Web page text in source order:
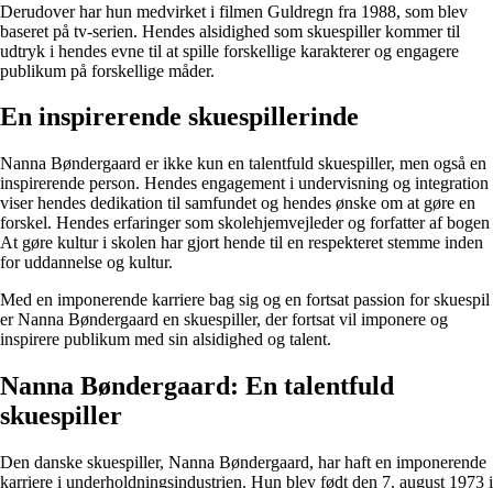
Derudover har hun medvirket i filmen Guldregn fra 1988, som blev
baseret på tv-serien. Hendes alsidighed som skuespiller kommer til
udtryk i hendes evne til at spille forskellige karakterer og engagere
publikum på forskellige måder.
En inspirerende skuespillerinde
Nanna Bøndergaard er ikke kun en talentfuld skuespiller, men også en
inspirerende person. Hendes engagement i undervisning og integration
viser hendes dedikation til samfundet og hendes ønske om at gøre en
forskel. Hendes erfaringer som skolehjemvejleder og forfatter af bogen
At gøre kultur i skolen har gjort hende til en respekteret stemme inden
for uddannelse og kultur.
Med en imponerende karriere bag sig og en fortsat passion for skuespil
er Nanna Bøndergaard en skuespiller, der fortsat vil imponere og
inspirere publikum med sin alsidighed og talent.
Nanna Bøndergaard: En talentfuld
skuespiller
Den danske skuespiller, Nanna Bøndergaard, har haft en imponerende
karriere i underholdningsindustrien. Hun blev født den 7. august 1973 i